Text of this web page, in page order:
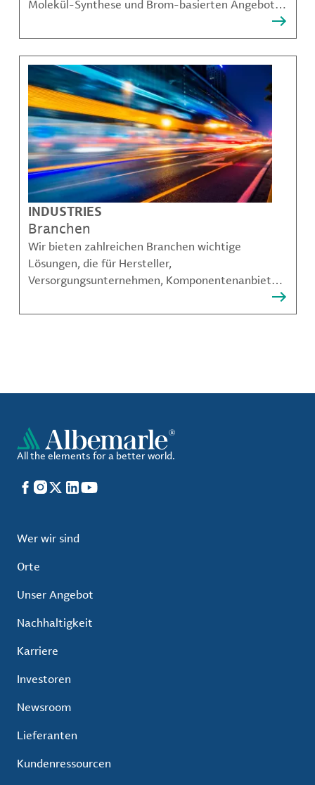
Molekül-Synthese und Brom-basierten Angeboten
komplexe Herausforderungen zu bewältigen.
INDUSTRIES
Branchen
Wir bieten zahlreichen Branchen wichtige
Lösungen, die für Hersteller,
Versorgungsunternehmen, Komponentenanbieter,
Akteure unerlässlich sind.
All the elements for a better world.
Facebook
Instagram
X LinkedIn
YouTube
Wer wir sind
Orte
Unser Angebot
Nachhaltigkeit
Karriere
Investoren
Newsroom
Lieferanten
Kundenressourcen